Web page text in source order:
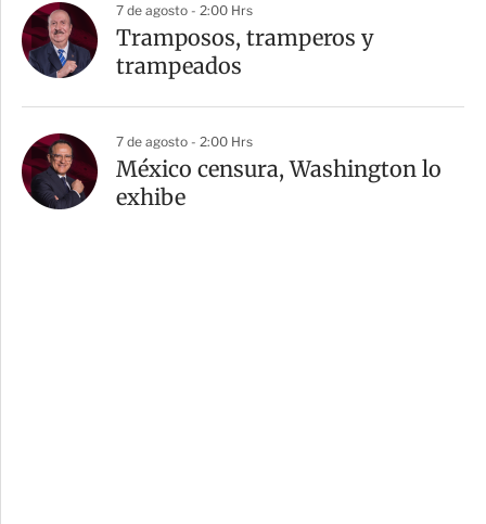
7 de agosto - 2:00 Hrs
Tramposos, tramperos y
trampeados
7 de agosto - 2:00 Hrs
México censura, Washington lo
exhibe